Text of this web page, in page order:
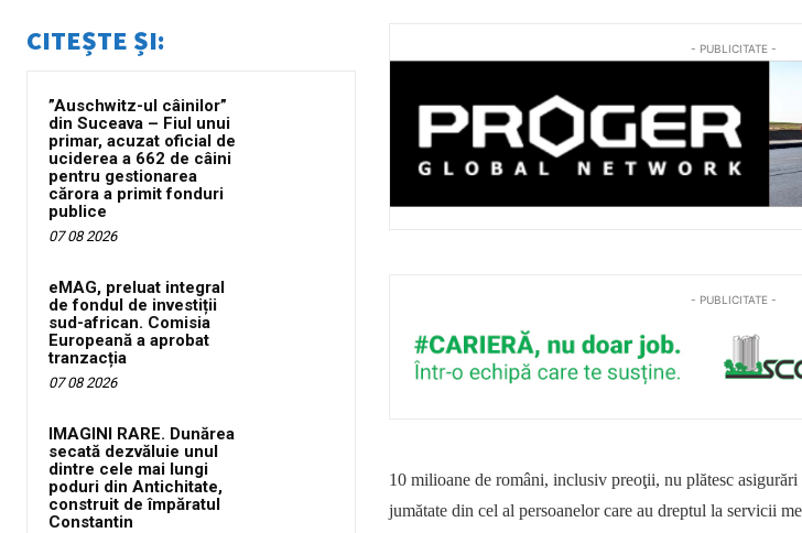
CITEȘTE ȘI:
”Auschwitz-ul câinilor”
din Suceava – Fiul unui
primar, acuzat oficial de
uciderea a 662 de câini
pentru gestionarea
cărora a primit fonduri
publice
07 08 2026
eMAG, preluat integral
de fondul de investiții
sud-african. Comisia
Europeană a aprobat
tranzacția
07 08 2026
IMAGINI RARE. Dunărea
secată dezvăluie unul
dintre cele mai lungi
poduri din Antichitate,
construit de împăratul
Constantin
- PUBLICITATE -
- PUBLICITATE -
10 milioane de români, inclusiv preoţii, nu plătesc asigurări
jumătate din cel al persoanelor care au dreptul la servicii